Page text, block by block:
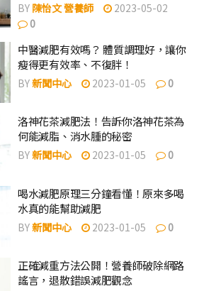
BY 陳怡文 營養師
2023-05-02
0
中醫減肥有效嗎？ 體質調理好，讓你
瘦得更有效率、不復胖！
BY新聞中心 2023-01-05 0
洛神花茶減肥法！告訴你洛神花茶為
何能減脂、消水腫的秘密
BY新聞中心 2023-01-05 0
喝水減肥原理三分鐘看懂！原來多喝
水真的能幫助減肥
BY新聞中心 2023-01-05 0
正確減重方法公開！營養師破除網路
謠言，退散錯誤減肥觀念